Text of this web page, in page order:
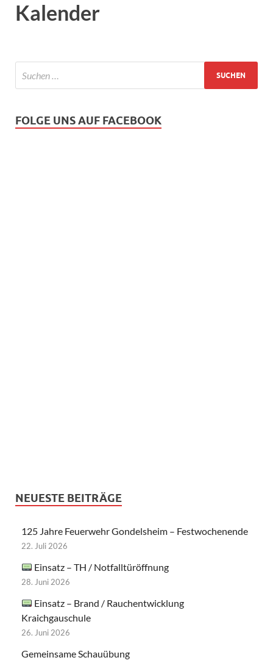
Kalender
FOLGE UNS AUF FACEBOOK
NEUESTE BEITRÄGE
125 Jahre Feuerwehr Gondelsheim – Festwochenende
22. Juli 2026
Einsatz – TH / Notfalltüröffnung
28. Juni 2026
Einsatz – Brand / Rauchentwicklung
Kraichgauschule
26. Juni 2026
Gemeinsame Schauübung